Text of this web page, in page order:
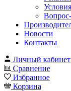
Новости
Контакты
Личный кабинет
Сравнение
Избранное
Корзина